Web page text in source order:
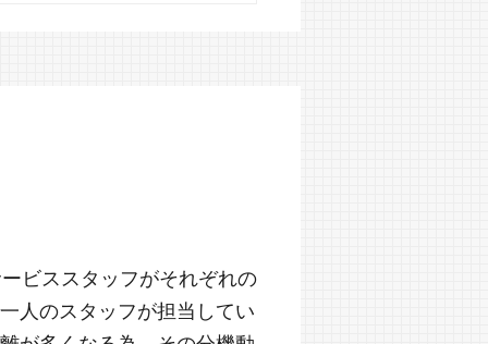
ビススタッフがそれぞれの
人のスタッフが担当してい